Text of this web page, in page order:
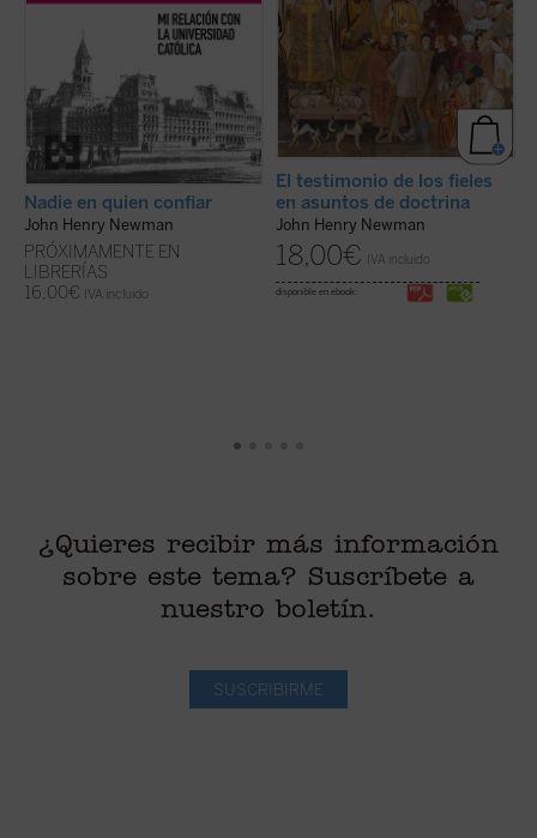
Nadie en quien confiar
John Henry Newman
PRÓXIMAMENTE EN
LIBRERÍAS
16,00€ IVA incluido
El testimonio de los fieles
en asuntos de doctrina
John Henry Newman
18,00€ IVA incluido
disponible en ebook:
¿Quieres recibir más información
sobre este tema? Suscríbete a
nuestro boletín.
SUSCRIBIRME